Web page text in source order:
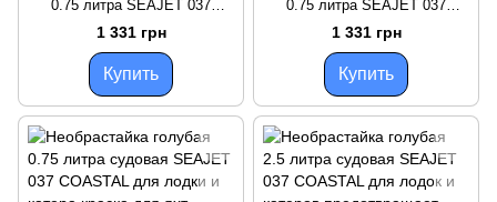
0.75 литра SEAJET 037
COASTAL для лодки и катера
антиобрастание
1 331 грн
Купить
0.75 литра SEAJET 037
COASTAL для лодки и катера
1 331 грн
Купить